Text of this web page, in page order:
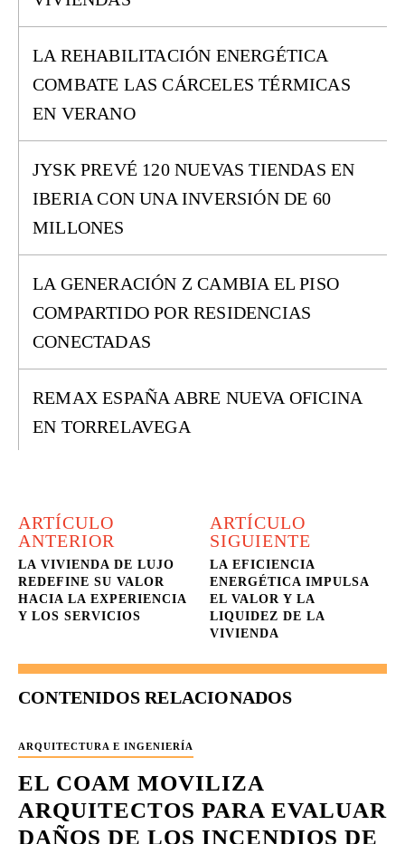
LA REHABILITACIÓN ENERGÉTICA
COMBATE LAS CÁRCELES TÉRMICAS
EN VERANO
JYSK PREVÉ 120 NUEVAS TIENDAS EN
IBERIA CON UNA INVERSIÓN DE 60
MILLONES
LA GENERACIÓN Z CAMBIA EL PISO
COMPARTIDO POR RESIDENCIAS
CONECTADAS
REMAX ESPAÑA ABRE NUEVA OFICINA
EN TORRELAVEGA
ARTÍCULO
ANTERIOR
LA VIVIENDA DE LUJO
REDEFINE SU VALOR
HACIA LA EXPERIENCIA
Y LOS SERVICIOS
ARTÍCULO
SIGUIENTE
LA EFICIENCIA
ENERGÉTICA IMPULSA
EL VALOR Y LA
LIQUIDEZ DE LA
VIVIENDA
CONTENIDOS RELACIONADOS
ARQUITECTURA E INGENIERÍA
EL COAM MOVILIZA
ARQUITECTOS PARA EVALUAR
DAÑOS DE LOS INCENDIOS DE